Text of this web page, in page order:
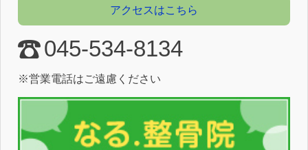
アクセスはこちら
045-534-8134
※営業電話はご遠慮ください